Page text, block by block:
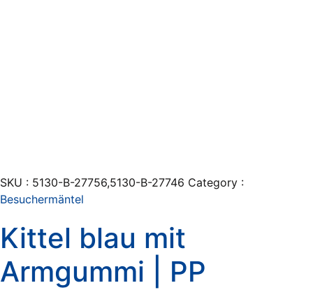
SKU : 5130-B-27756,5130-B-27746 Category :
Besuchermäntel
Kittel blau mit
Armgummi | PP